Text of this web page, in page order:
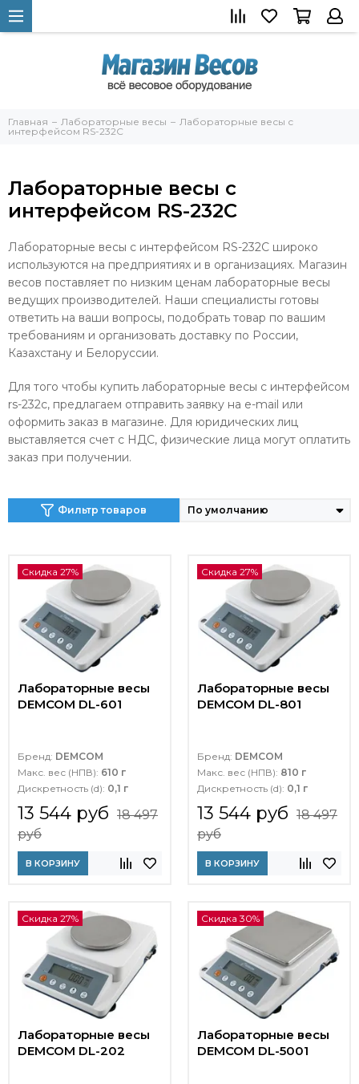
Главная Лабораторные весы
Лабораторные весы с
интерфейсом RS-232C
Лабораторные весы с
интерфейсом RS-232C
Лабораторные весы с интерфейсом RS-232C широко
используются на предприятиях и в организациях. Магазин
весов поставляет по низким ценам лабораторные весы
ведущих производителей. Наши специалисты готовы
ответить на ваши вопросы, подобрать товар по вашим
требованиям и организовать доставку по России,
Казахстану и Белоруссии.
Для того чтобы купить лабораторные весы с интерфейсом
rs-232c, предлагаем отправить заявку на e-mail или
оформить заказ в магазине. Для юридических лиц
выставляется счет с НДС, физические лица могут оплатить
заказ при получении.
Фильтр товаров
Скидка 27%
Лабораторные весы
DEMCOM DL-601
Бренд: DEMCOM
Макс. вес (НПВ): 610 г
Дискретность (d): 0,1 г
13 544 руб 18 497
руб
В КОРЗИНУ
Скидка 27%
Лабораторные весы
DEMCOM DL-801
Бренд: DEMCOM
Макс. вес (НПВ): 810 г
Дискретность (d): 0,1 г
13 544 руб 18 497
руб
В КОРЗИНУ
Скидка 27%
Лабораторные весы
DEMCOM DL-202
Скидка 30%
Лабораторные весы
DEMCOM DL-5001